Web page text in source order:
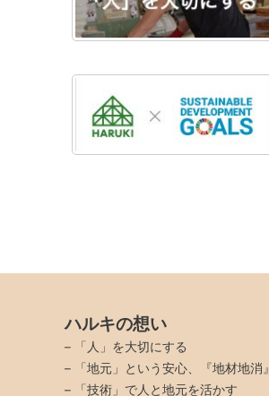
ハルキの想い
–
「人」を大切にする
–
「地元」という安心、『地材地消』
–
「技術」で人と地元を活かす